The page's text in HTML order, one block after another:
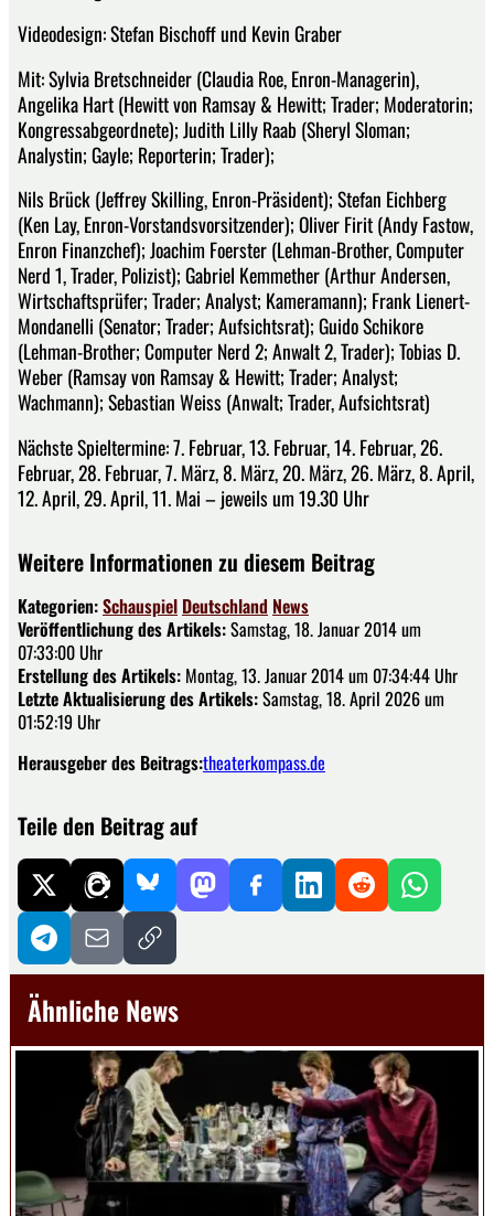
Videodesign: Stefan Bischoff und Kevin Graber
Mit: Sylvia Bretschneider (Claudia Roe, Enron-Managerin),
Angelika Hart (Hewitt von Ramsay & Hewitt; Trader; Moderatorin;
Kongressabgeordnete); Judith Lilly Raab (Sheryl Sloman;
Analystin; Gayle; Reporterin; Trader);
Nils Brück (Jeffrey Skilling, Enron-Präsident); Stefan Eichberg
(Ken Lay, Enron-Vorstandsvorsitzender); Oliver Firit (Andy Fastow,
Enron Finanzchef); Joachim Foerster (Lehman-Brother, Computer
Nerd 1, Trader, Polizist); Gabriel Kemmether (Arthur Andersen,
Wirtschaftsprüfer; Trader; Analyst; Kameramann); Frank Lienert-
Mondanelli (Senator; Trader; Aufsichtsrat); Guido Schikore
(Lehman-Brother; Computer Nerd 2; Anwalt 2, Trader); Tobias D.
Weber (Ramsay von Ramsay & Hewitt; Trader; Analyst;
Wachmann); Sebastian Weiss (Anwalt; Trader, Aufsichtsrat)
Nächste Spieltermine: 7. Februar, 13. Februar, 14. Februar, 26.
Februar, 28. Februar, 7. März, 8. März, 20. März, 26. März, 8. April,
12. April, 29. April, 11. Mai – jeweils um 19.30 Uhr
Weitere Informationen zu diesem Beitrag
Kategorien:Schauspiel Deutschland News
Veröffentlichung des Artikels:Samstag, 18. Januar 2014 um
07:33:00 Uhr
Erstellung des Artikels: Montag, 13. Januar 2014 um 07:34:44 Uhr
Letzte Aktualisierung des Artikels:Samstag, 18. April 2026 um
01:52:19 Uhr
Herausgeber des Beitrags:theaterkompass.de
Teile den Beitrag auf
Ähnliche News